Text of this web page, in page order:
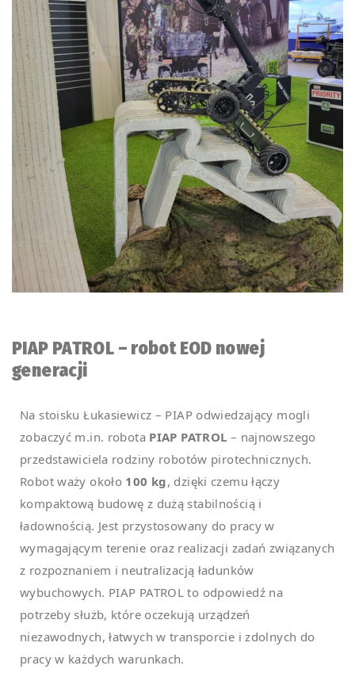
PIAP PATROL – robot EOD nowej
generacji
Na stoisku Łukasiewicz – PIAP odwiedzający mogli
zobaczyć m.in. robota PIAP PATROL – najnowszego
przedstawiciela rodziny robotów pirotechnicznych.
Robot waży około 100 kg, dzięki czemu łączy
kompaktową budowę z dużą stabilnością i
ładownością. Jest przystosowany do pracy w
wymagającym terenie oraz realizacji zadań związanych
z rozpoznaniem i neutralizacją ładunków
wybuchowych. PIAP PATROL to odpowiedź na
potrzeby służb, które oczekują urządzeń
niezawodnych, łatwych w transporcie i zdolnych do
pracy w każdych warunkach.